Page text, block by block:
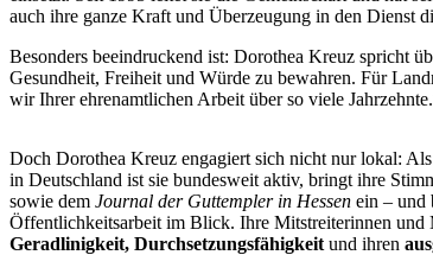
auch ihre ganze Kraft und Überzeugung in den Dienst
Besonders beeindruckend ist: Dorothea Kreuz spricht
Gesundheit, Freiheit und Würde zu bewahren. Für
wir Ihrer ehrenamtlichen Arbeit über so viele
Doch Dorothea Kreuz engagiert sich nicht nur lokal: Als
in Deutschland ist sie bundesweit aktiv, bringt ihre
sowie dem Journal der Guttempler in Hessen ein – und
Öffentlichkeitsarbeit im Blick. Ihre Mitstreiterinnen und
Geradlinigkeit, Durchsetzungsfähigkeit und ihren